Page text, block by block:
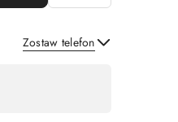
Zostaw telefon